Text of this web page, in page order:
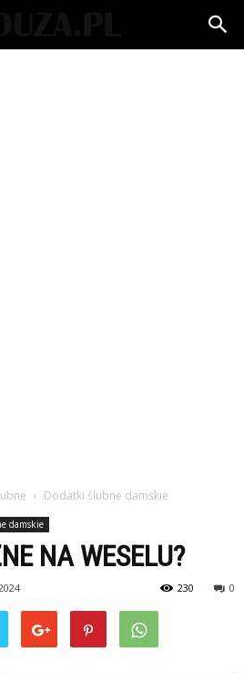
Dodatki ślubne damskie
damskie
NA WESELU?
0
230